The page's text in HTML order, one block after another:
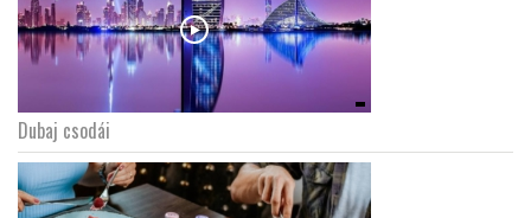
Dubaj csodái